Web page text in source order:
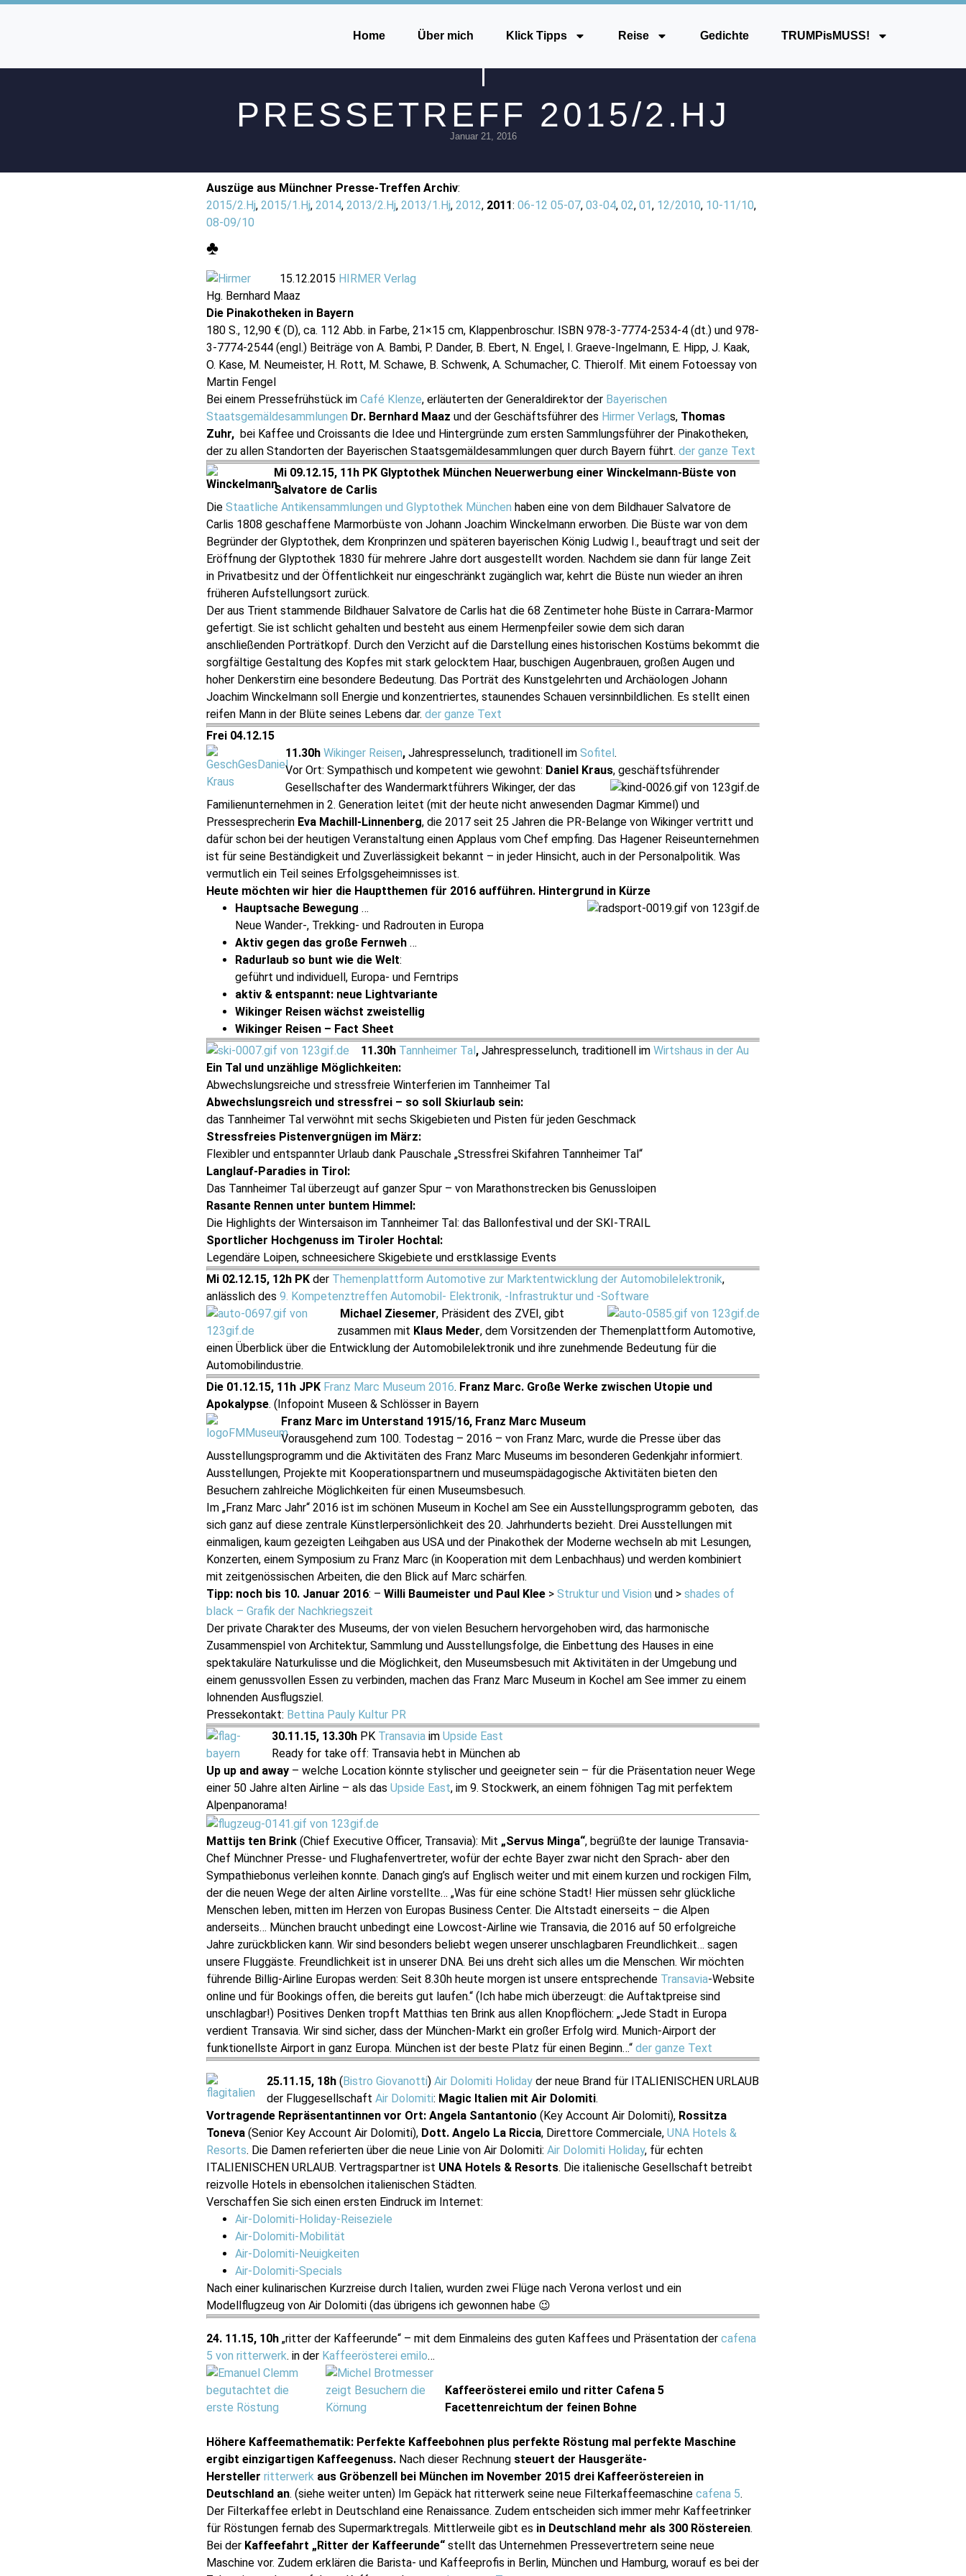
Home Über mich Klick Tipps Reise Gedichte TRUMPisMUSS!
PRESSETREFF 2015/2.HJ
Januar 21, 2016
Auszüge aus Münchner Presse-Treffen Archiv:
2015/2.Hj, 2015/1.Hj, 2014, 2013/2.Hj, 2013/1.Hj, 2012, 2011: 06-12 05-07, 03-04, 02, 01, 12/2010, 10-11/10,
08-09/10
♣
15.12.2015 HIRMER Verlag
Hg. Bernhard Maaz
Die Pinakotheken in Bayern
180 S., 12,90 € (D), ca. 112 Abb. in Farbe, 21×15 cm, Klappenbroschur. ISBN 978-3-7774-2534-4 (dt.) und 978-
3-7774-2544 (engl.) Beiträge von A. Bambi, P. Dander, B. Ebert, N. Engel, I. Graeve-Ingelmann, E. Hipp, J. Kaak,
O. Kase, M. Neumeister, H. Rott, M. Schawe, B. Schwenk, A. Schumacher, C. Thierolf. Mit einem Fotoessay von
Martin Fengel
Bei einem Pressefrühstück im Café Klenze, erläuterten der Generaldirektor der Bayerischen
Staatsgemäldesammlungen Dr. Bernhard Maaz und der Geschäftsführer des Hirmer Verlags, Thomas
Zuhr, bei Kaffee und Croissants die Idee und Hintergründe zum ersten Sammlungsführer der Pinakotheken,
der zu allen Standorten der Bayerischen Staatsgemäldesammlungen quer durch Bayern führt. der ganze Text
Mi 09.12.15, 11h PK Glyptothek München Neuerwerbung einer Winckelmann-Büste von
Salvatore de Carlis
Die Staatliche Antikensammlungen und Glyptothek München haben eine von dem Bildhauer Salvatore de
Carlis 1808 geschaffene Marmorbüste von Johann Joachim Winckelmann erworben. Die Büste war von dem
Begründer der Glyptothek, dem Kronprinzen und späteren bayerischen König Ludwig I., beauftragt und seit der
Eröffnung der Glyptothek 1830 für mehrere Jahre dort ausgestellt worden. Nachdem sie dann für lange Zeit
in Privatbesitz und der Öffentlichkeit nur eingeschränkt zugänglich war, kehrt die Büste nun wieder an ihren
früheren Aufstellungsort zurück.
Der aus Trient stammende Bildhauer Salvatore de Carlis hat die 68 Zentimeter hohe Büste in Carrara-Marmor
gefertigt. Sie ist schlicht gehalten und besteht aus einem Hermenpfeiler sowie dem sich daran
anschließenden Porträtkopf. Durch den Verzicht auf die Darstellung eines historischen Kostüms bekommt die
sorgfältige Gestaltung des Kopfes mit stark gelocktem Haar, buschigen Augenbrauen, großen Augen und
hoher Denkerstirn eine besondere Bedeutung. Das Porträt des Kunstgelehrten und Archäologen Johann
Joachim Winckelmann soll Energie und konzentriertes, staunendes Schauen versinnbildlichen. Es stellt einen
reifen Mann in der Blüte seines Lebens dar. der ganze Text
Frei 04.12.15
11.30h Wikinger Reisen, Jahrespresselunch, traditionell im Sofitel.
Vor Ort: Sympathisch und kompetent wie gewohnt: Daniel Kraus, geschäftsführender
Gesellschafter des Wandermarktführers Wikinger, der das
Familienunternehmen in 2. Generation leitet (mit der heute nicht anwesenden Dagmar Kimmel) und
Pressesprecherin Eva Machill-Linnenberg, die 2017 seit 25 Jahren die PR-Belange von Wikinger vertritt und
dafür schon bei der heutigen Veranstaltung einen Applaus vom Chef empfing. Das Hagener Reiseunternehmen
ist für seine Beständigkeit und Zuverlässigkeit bekannt – in jeder Hinsicht, auch in der Personalpolitik. Was
vermutlich ein Teil seines Erfolgsgeheimnisses ist.
Heute möchten wir hier die Hauptthemen für 2016 aufführen. Hintergrund in Kürze
Hauptsache Bewegung …
Neue Wander-, Trekking- und Radrouten in Europa
Aktiv gegen das große Fernweh …
Radurlaub so bunt wie die Welt:
geführt und individuell, Europa- und Ferntrips
aktiv & entspannt: neue Lightvariante
Wikinger Reisen wächst zweistellig
Wikinger Reisen – Fact Sheet
11.30h Tannheimer Tal, Jahrespresselunch, traditionell im Wirtshaus in der Au
Ein Tal und unzählige Möglichkeiten:
Abwechslungsreiche und stressfreie Winterferien im Tannheimer Tal
Abwechslungsreich und stressfrei – so soll Skiurlaub sein:
das Tannheimer Tal verwöhnt mit sechs Skigebieten und Pisten für jeden Geschmack
Stressfreies Pistenvergnügen im März:
Flexibler und entspannter Urlaub dank Pauschale „Stressfrei Skifahren Tannheimer Tal“
Langlauf-Paradies in Tirol:
Das Tannheimer Tal überzeugt auf ganzer Spur – von Marathonstrecken bis Genussloipen
Rasante Rennen unter buntem Himmel:
Die Highlights der Wintersaison im Tannheimer Tal: das Ballonfestival und der SKI-TRAIL
Sportlicher Hochgenuss im Tiroler Hochtal:
Legendäre Loipen, schneesichere Skigebiete und erstklassige Events
Mi 02.12.15, 12h PK der Themenplattform Automotive zur Marktentwicklung der Automobilelektronik,
anlässlich des 9. Kompetenztreffen Automobil- Elektronik, -Infrastruktur und -Software
Michael Ziesemer, Präsident des ZVEI, gibt
zusammen mit Klaus Meder, dem Vorsitzenden der Themenplattform Automotive,
einen Überblick über die Entwicklung der Automobilelektronik und ihre zunehmende Bedeutung für die
Automobilindustrie.
Die 01.12.15, 11h JPK Franz Marc Museum 2016. Franz Marc. Große Werke zwischen Utopie und
Apokalypse. (Infopoint Museen & Schlösser in Bayern
Franz Marc im Unterstand 1915/16, Franz Marc Museum
Vorausgehend zum 100. Todestag – 2016 – von Franz Marc, wurde die Presse über das
Ausstellungsprogramm und die Aktivitäten des Franz Marc Museums im besonderen Gedenkjahr informiert.
Ausstellungen, Projekte mit Kooperationspartnern und museumspädagogische Aktivitäten bieten den
Besuchern zahlreiche Möglichkeiten für einen Museumsbesuch.
Im „Franz Marc Jahr“ 2016 ist im schönen Museum in Kochel am See ein Ausstellungsprogramm geboten, das
sich ganz auf diese zentrale Künstlerpersönlichkeit des 20. Jahrhunderts bezieht. Drei Ausstellungen mit
einmaligen, kaum gezeigten Leihgaben aus USA und der Pinakothek der Moderne wechseln ab mit Lesungen,
Konzerten, einem Symposium zu Franz Marc (in Kooperation mit dem Lenbachhaus) und werden kombiniert
mit zeitgenössischen Arbeiten, die den Blick auf Marc schärfen.
Tipp: noch bis 10. Januar 2016: – Willi Baumeister und Paul Klee > Struktur und Vision und > shades of
black – Grafik der Nachkriegszeit
Der private Charakter des Museums, der von vielen Besuchern hervorgehoben wird, das harmonische
Zusammenspiel von Architektur, Sammlung und Ausstellungsfolge, die Einbettung des Hauses in eine
spektakuläre Naturkulisse und die Möglichkeit, den Museumsbesuch mit Aktivitäten in der Umgebung und
einem genussvollen Essen zu verbinden, machen das Franz Marc Museum in Kochel am See immer zu einem
lohnenden Ausflugsziel.
Pressekontakt: Bettina Pauly Kultur PR
30.11.15, 13.30h PK Transavia im Upside East
Ready for take off: Transavia hebt in München ab
Up up and away – welche Location könnte stylischer und geeigneter sein – für die Präsentation neuer Wege
einer 50 Jahre alten Airline – als das Upside East, im 9. Stockwerk, an einem föhnigen Tag mit perfektem
Alpenpanorama!
Mattijs ten Brink (Chief Executive Officer, Transavia): Mit „Servus Minga“, begrüßte der launige Transavia-
Chef Münchner Presse- und Flughafenvertreter, wofür der echte Bayer zwar nicht den Sprach- aber den
Sympathiebonus verleihen konnte. Danach ging’s auf Englisch weiter und mit einem kurzen und rockigen Film,
der die neuen Wege der alten Airline vorstellte… „Was für eine schöne Stadt! Hier müssen sehr glückliche
Menschen leben, mitten im Herzen von Europas Business Center. Die Altstadt einerseits – die Alpen
anderseits… München braucht unbedingt eine Lowcost-Airline wie Transavia, die 2016 auf 50 erfolgreiche
Jahre zurückblicken kann. Wir sind besonders beliebt wegen unserer unschlagbaren Freundlichkeit… sagen
unsere Fluggäste. Freundlichkeit ist in unserer DNA. Bei uns dreht sich alles um die Menschen. Wir möchten
führende Billig-Airline Europas werden: Seit 8.30h heute morgen ist unsere entsprechende Transavia-Website
online und für Bookings offen, die bereits gut laufen.“ (Ich habe mich überzeugt: die Auftaktpreise sind
unschlagbar!) Positives Denken tropft Matthias ten Brink aus allen Knopflöchern: „Jede Stadt in Europa
verdient Transavia. Wir sind sicher, dass der München-Markt ein großer Erfolg wird. Munich-Airport der
funktionellste Airport in ganz Europa. München ist der beste Platz für einen Beginn…“ der ganze Text
25.11.15, 18h (Bistro Giovanotti) Air Dolomiti Holiday der neue Brand für ITALIENISCHEN URLAUB
der Fluggesellschaft Air Dolomiti: Magic Italien mit Air Dolomiti.
Vortragende Repräsentantinnen vor Ort: Angela Santantonio (Key Account Air Dolomiti), Rossitza
Toneva (Senior Key Account Air Dolomiti), Dott. Angelo La Riccia, Direttore Commerciale, UNA Hotels &
Resorts. Die Damen referierten über die neue Linie von Air Dolomiti: Air Dolomiti Holiday, für echten
ITALIENISCHEN URLAUB. Vertragspartner ist UNA Hotels & Resorts. Die italienische Gesellschaft betreibt
reizvolle Hotels in ebensolchen italienischen Städten.
Verschaffen Sie sich einen ersten Eindruck im Internet:
Air-Dolomiti-Holiday-Reiseziele
Air-Dolomiti-Mobilität
Air-Dolomiti-Neuigkeiten
Air-Dolomiti-Specials
Nach einer kulinarischen Kurzreise durch Italien, wurden zwei Flüge nach Verona verlost und ein
Modellflugzeug von Air Dolomiti (das übrigens ich gewonnen habe 😉
24. 11.15, 10h „ritter der Kaffeerunde“ – mit dem Einmaleins des guten Kaffees und Präsentation der cafena
5 von ritterwerk. in der Kaffeerösterei emilo…
Kaffeerösterei emilo und ritter Cafena 5
Facettenreichtum der feinen Bohne
Höhere Kaffeemathematik: Perfekte Kaffeebohnen plus perfekte Röstung mal perfekte Maschine
ergibt einzigartigen Kaffeegenuss. Nach dieser Rechnung steuert der Hausgeräte-
Hersteller ritterwerk aus Gröbenzell bei München im November 2015 drei Kaffeeröstereien in
Deutschland an. (siehe weiter unten) Im Gepäck hat ritterwerk seine neue Filterkaffeemaschine cafena 5.
Der Filterkaffee erlebt in Deutschland eine Renaissance. Zudem entscheiden sich immer mehr Kaffeetrinker
für Röstungen fernab des Supermarktregals. Mittlerweile gibt es in Deutschland mehr als 300 Röstereien.
Bei der Kaffeefahrt „Ritter der Kaffeerunde“ stellt das Unternehmen Pressevertretern seine neue
Maschine vor. Zudem erklären die Barista- und Kaffeeprofis in Berlin, München und Hamburg, worauf es bei der